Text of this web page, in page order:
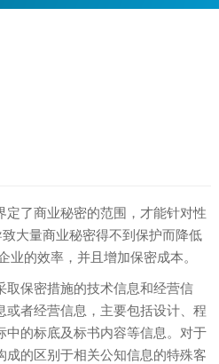
了商业秘密的范围，才能针对性
大量商业秘密得不到保护而降低
的效率，并且增加保密成本。
保密措施的技术信息和经营信
或者经营信息，主要包括设计、程
的标底及标书内容等信息。对于
的区别于相关公知信息的特殊客